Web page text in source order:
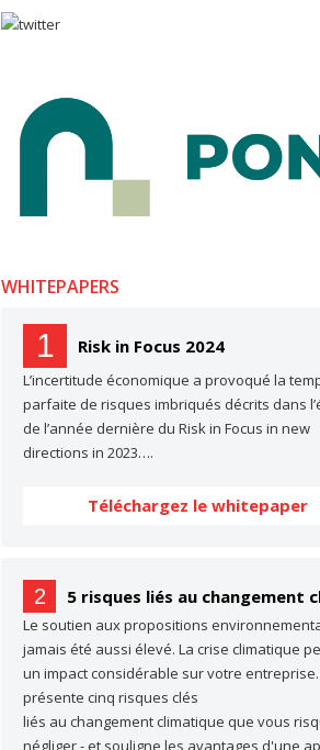
WHITEPAPERS
1 Risk in Focus 2024
L’incertitude économique a provoqué la
parfaite de risques imbriqués décrits dans
de l’année dernière du Risk in Focus in new
directions in 2023….
Téléchargez le whitepaper
2
Le soutien aux propositions
jamais été aussi élevé. La crise climatique
un impact considérable sur votre
présente cinq risques clés
liés au changement climatique que vous
négliger - et souligne les avantages d'une